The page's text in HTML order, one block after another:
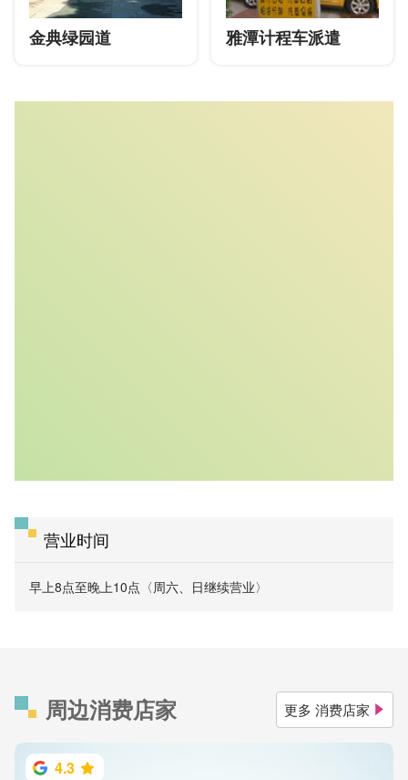
金典绿园道 雅潭计程车派遣
营业时间
早上8点至晚上10点〈周六、日继续营业〉
周边消费店家 更多 消费店家
4.3